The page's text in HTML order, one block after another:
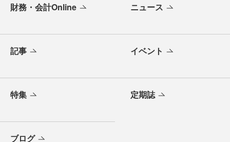
財務・会計Online ニュース
記事 イベント
特集 定期誌
ブログ